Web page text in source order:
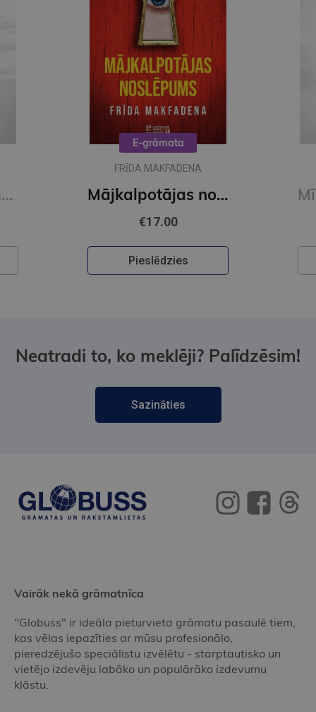
Mīļotais (e-grāmata)
E-grāmata
FRĪDA MAKFADENA
Mājkalpotājas noslēpums (e-grāmata)
€17.00
Pieslēdzies
Neatradi to, ko meklēji? Palīdzēsim!
Sazināties
Vairāk nekā grāmatnīca
"Globuss" ir ideāla pieturvieta grāmatu pasaulē tiem,
kas vēlas iepazīties ar mūsu profesionālo,
pieredzējušo speciālistu izvēlētu - starptautisko un
vietējo izdevēju labāko un populārāko izdevumu
klāstu.